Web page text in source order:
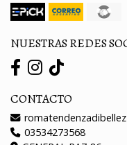
NUESTRAS REDES
CONTACTO
03534273568